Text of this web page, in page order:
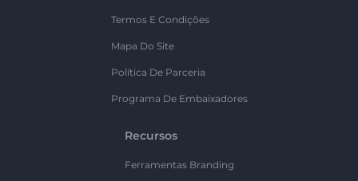
Termos E Condições
Mapa Do Site
Política De Parceria
Programa De Embaixadores
Recursos
Ferramentas Branding